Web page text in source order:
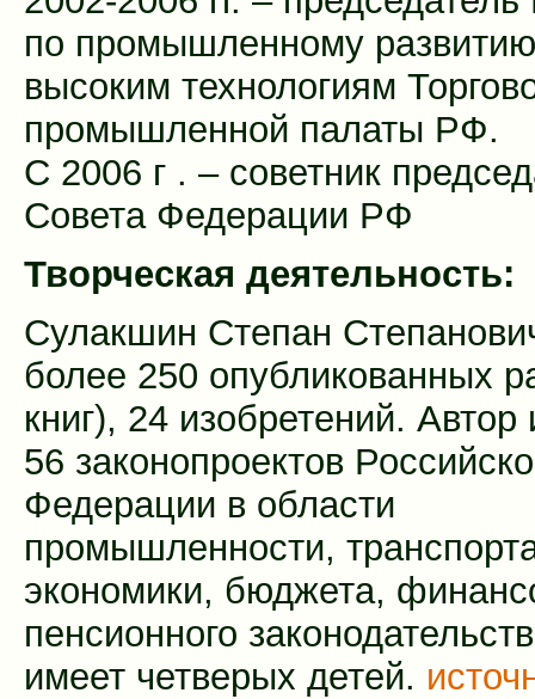
по промышленному
высоким технологиям
промышленной палаты РФ.
С 2006 г . – советник
Совета Федерации РФ
Творческая деятельность:
Сулакшин Степан
более 250 опубликованных
книг), 24 изобретений. Автор
56 законопроектов
Федерации в области
промышленности,
экономики, бюджета,
пенсионного
имеет четверых детей.